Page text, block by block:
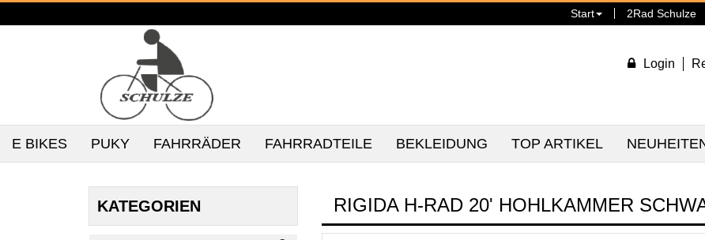
Start 2Rad Schulze
Login
E BIKES PUKY FAHRRÄDER FAHRRADTEILE BEKLEIDUNG TOP ARTIKEL
KATEGORIEN RIGIDA H-RAD 20' HOHLKAMMER